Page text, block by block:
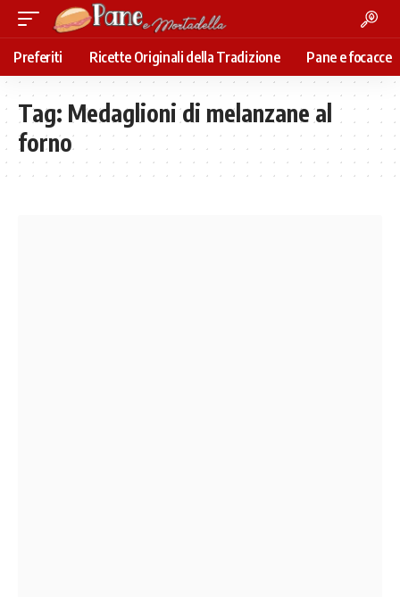
Preferiti Ricette Originali della Tradizione Pane e focacce
Tag: Medaglioni di melanzane al
forno